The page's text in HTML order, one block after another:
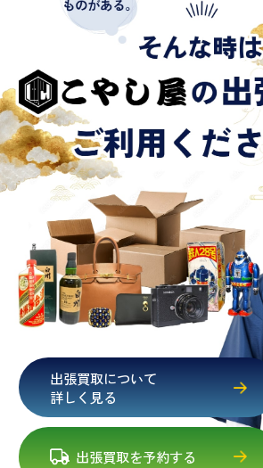
出張買取について
詳しく見る
出張買取を予約する